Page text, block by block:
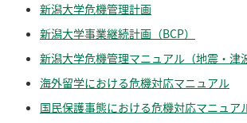
新潟大学危機管理計画
新潟大学事業継続計画（BCP）
新潟大学危機管理マニュアル（地震・津
海外留学における危機対応マニュアル
国民保護事態における危機対応マニュア